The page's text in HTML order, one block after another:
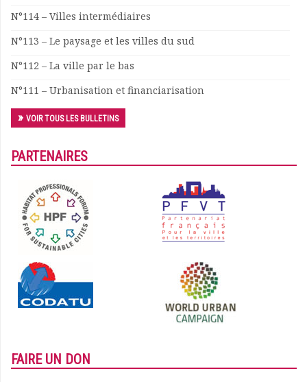
N°114 – Villes intermédiaires
N°113 – Le paysage et les villes du sud
N°112 – La ville par le bas
N°111 – Urbanisation et financiarisation
VOIR TOUS LES BULLETINS
PARTENAIRES
FAIRE UN DON